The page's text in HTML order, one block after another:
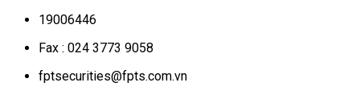
19006446
Fax : 024 3773 9058
fptsecurities@fpts.com.vn